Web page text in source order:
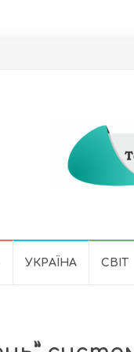
УКРАЇНА СВІТ